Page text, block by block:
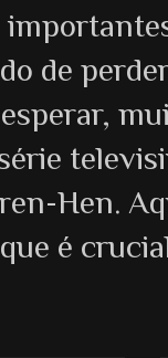
de
Hen.
é